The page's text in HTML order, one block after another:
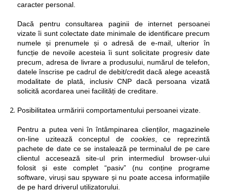
caracter personal.
Dacă pentru consultarea paginii de internet persoanei
vizate îi sunt colectate date minimale de identificare precum
numele și prenumele și o adresă de e-mail, ulterior în
funcție de nevoile acesteia îi sunt solicitate progresiv date
precum, adresa de livrare a produsului, numărul de telefon,
datele înscrise pe cadrul de debit/credit dacă alege această
modalitate de plată, inclusiv CNP dacă persoana vizată
solicită acordarea unei facilități de creditare.
Posibilitatea urmăririi comportamentului persoanei vizate.
Pentru a putea veni în întâmpinarea clienților, magazinele
on-line uzitează conceptul de cookies, ce reprezintă
pachete de date ce se instalează pe terminalul de pe care
clientul accesează site-ul prin intermediul browser-ului
folosit și este complet “pasiv” (nu conține programe
software, viruși sau spyware și nu poate accesa informațiile
de pe hard driverul utilizatorului.